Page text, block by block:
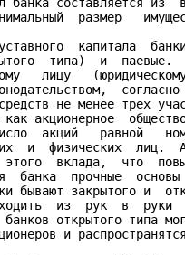
размер
капитала
типа)  и  паевые.
лицу
не менее трех
акционерное
акций   равной
и  физических  лиц.
этого  вклада,  что
банка  прочные
бывают закрытого и
из  рук  в  руки
открытого типа
и